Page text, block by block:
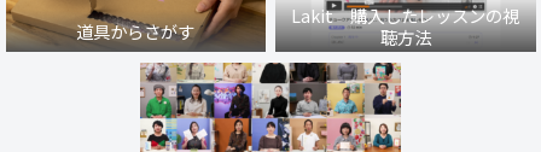
道具からさがす
Lakit 購入したレッスンの視
聴方法